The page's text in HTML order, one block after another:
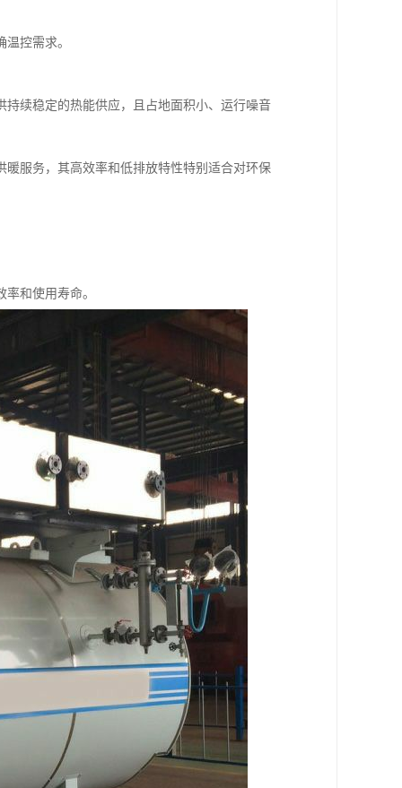
控需求。
续稳定的热能供应，且占地面积小、运行噪音
服务，其高效率和低排放特性特别适合对环保
和使用寿命。